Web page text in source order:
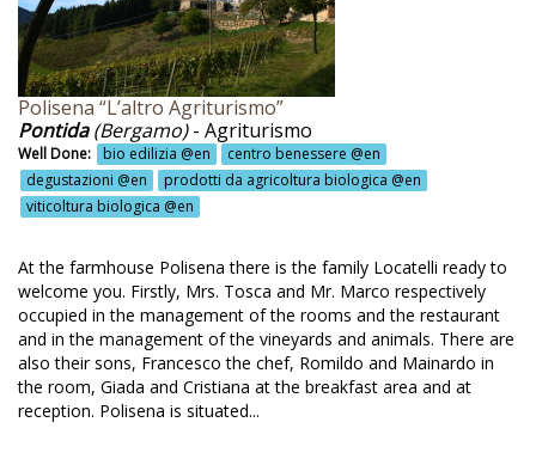
@en
Paestum @en
Goldoni @en
@en
biologica @en
di campagna @en
con il contadino @en
benessere @en
estetico @en
Polisena “L’altro Agriturismo”
Pontida(Bergamo)- Agriturismo
Well Done: bio edilizia @en
centro benessere @en
degustazioni @en
prodotti da agricoltura biologica @en
viticoltura biologica @en
At the farmhouse Polisena there is the family Locatelli ready to
welcome you. Firstly, Mrs. Tosca and Mr. Marco respectively
occupied in the management of the rooms and the restaurant
and in the management of the vineyards and animals. There are
also their sons, Francesco the chef, Romildo and Mainardo in
the room, Giada and Cristiana at the breakfast area and at
reception. Polisena is situated...